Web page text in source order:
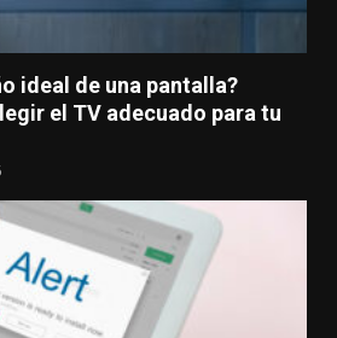
ideal de una pantalla?
el TV adecuado para tu